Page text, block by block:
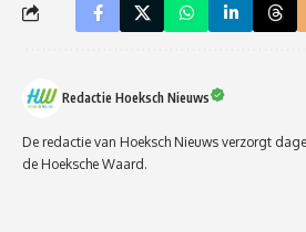
Redactie Hoeksch Nieuws
De redactie van Hoeksch Nieuws verzorgt
de Hoeksche Waard.